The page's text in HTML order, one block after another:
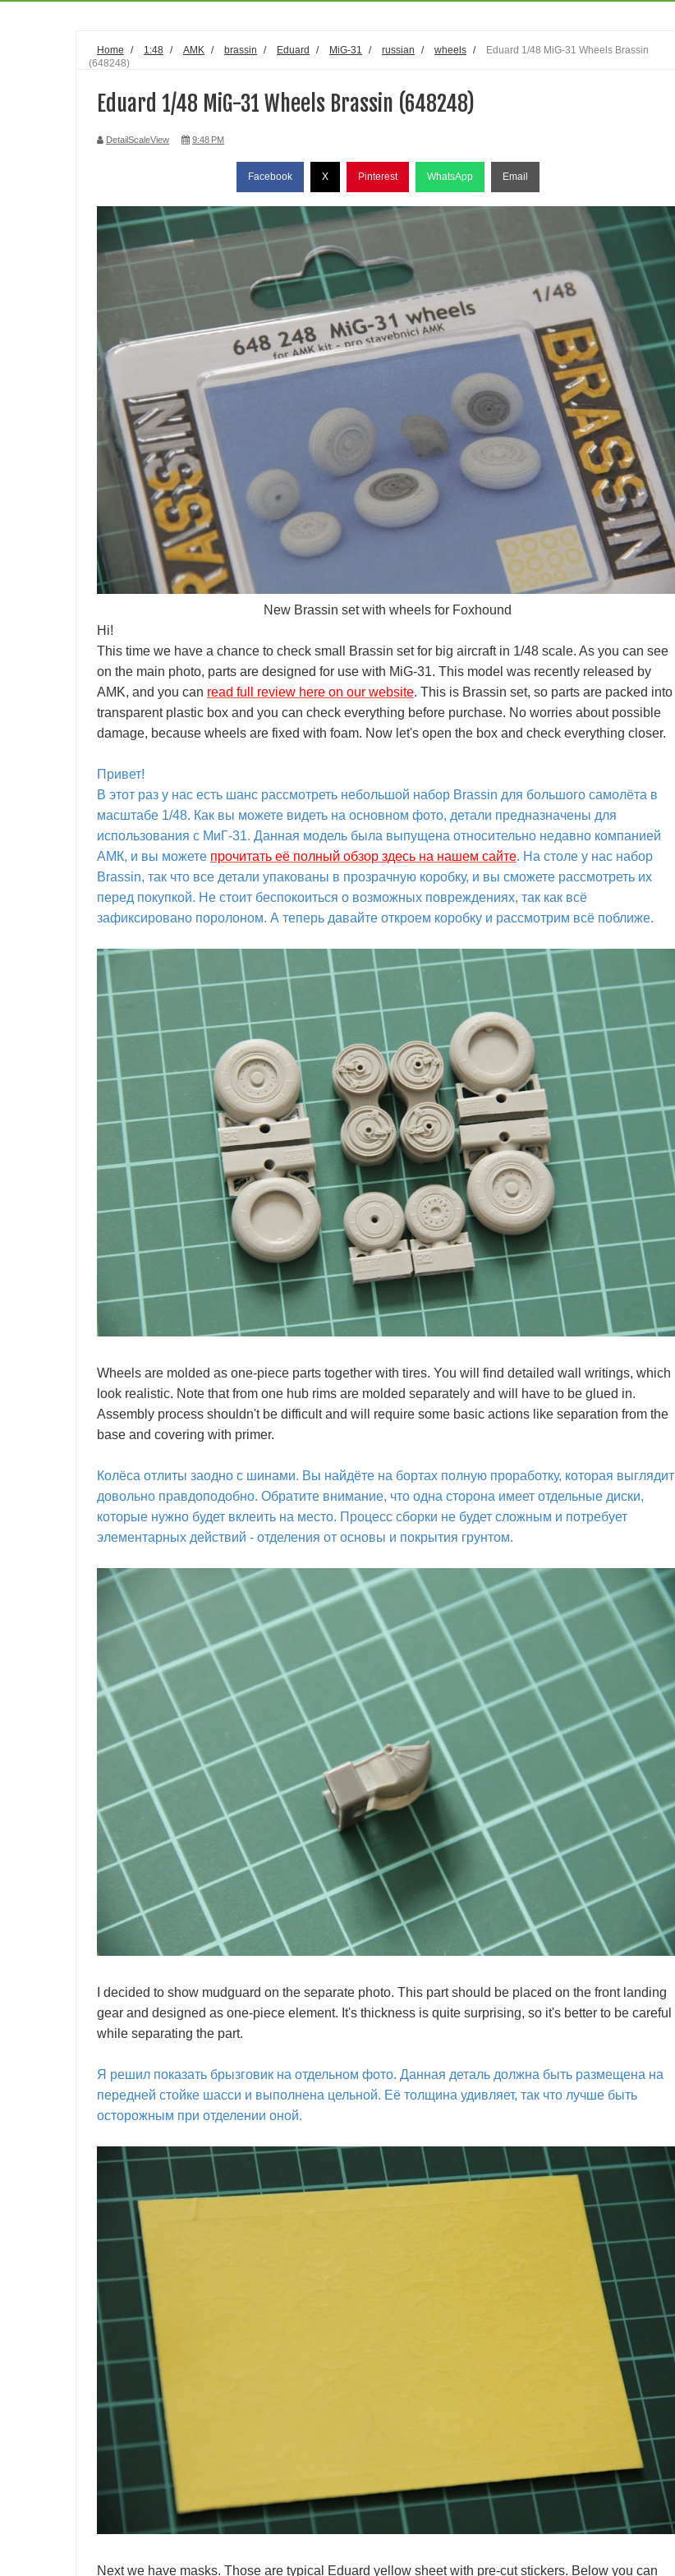
Home / 1:48 / AMK / brassin / Eduard / MiG-31 / russian / wheels /
Eduard 1/48 MiG-31 Wheels Brassin
(648248)
Eduard 1/48 MiG-31 Wheels Brassin (648248)
DetailScaleView 9:48 PM
Facebook X Pinterest WhatsApp Email
New Brassin set with wheels for Foxhound
Hi!
This time we have a chance to check small Brassin set for big aircraft in 1/48 scale. As you can see
on the main photo, parts are designed for use with MiG-31. This model was recently released by
AMK, and you can read full review here on our website. This is Brassin set, so parts are packed into
transparent plastic box and you can check everything before purchase. No worries about possible
damage, because wheels are fixed with foam. Now let's open the box and check everything closer.
Привет!
В этот раз у нас есть шанс рассмотреть небольшой набор Brassin для большого самолёта в
масштабе 1/48. Как вы можете видеть на основном фото, детали предназначены для
использования с МиГ-31. Данная модель была выпущена относительно недавно компанией
АМК, и вы можете прочитать её полный обзор здесь на нашем сайте. На столе у нас набор
Brassin, так что все детали упакованы в прозрачную коробку, и вы сможете рассмотреть их
перед покупкой. Не стоит беспокоиться о возможных повреждениях, так как всё
зафиксировано поролоном. А теперь давайте откроем коробку и рассмотрим всё поближе.
Wheels are molded as one-piece parts together with tires. You will find detailed wall writings, which
look realistic. Note that from one hub rims are molded separately and will have to be glued in.
Assembly process shouldn't be difficult and will require some basic actions like separation from the
base and covering with primer.
Колёса отлиты заодно с шинами. Вы найдёте на бортах полную проработку, которая выглядит
довольно правдоподобно. Обратите внимание, что одна сторона имеет отдельные диски,
которые нужно будет вклеить на место. Процесс сборки не будет сложным и потребует
элементарных действий - отделения от основы и покрытия грунтом.
I decided to show mudguard on the separate photo. This part should be placed on the front landing
gear and designed as one-piece element. It's thickness is quite surprising, so it's better to be careful
while separating the part.
Я решил показать брызговик на отдельном фото. Данная деталь должна быть размещена на
передней стойке шасси и выполнена цельной. Её толщина удивляет, так что лучше быть
осторожным при отделении оной.
Next we have masks. Those are typical Eduard yellow sheet with pre-cut stickers. Below you can